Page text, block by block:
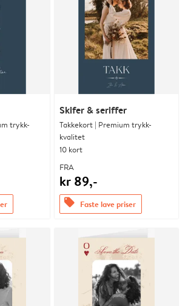
trykk-
Skifer & seriffer
Takkekort | Premium trykk-
kvalitet
10 kort
FRA
kr 89,-
offers Faste lave priser